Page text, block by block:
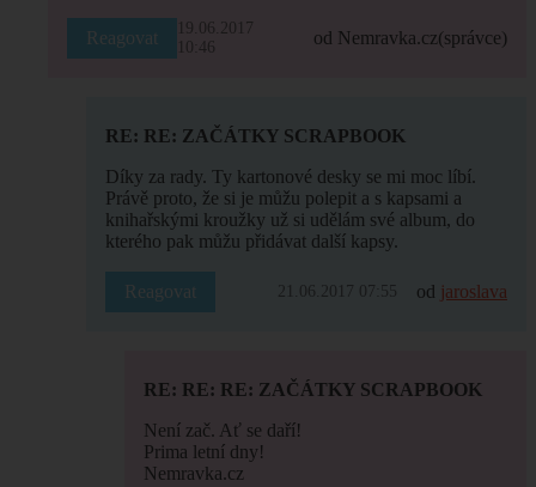
Reagovat
19.06.2017
10:46
od Nemravka.cz(správce)
RE: RE: ZAČÁTKY SCRAPBOOK
Díky za rady. Ty kartonové desky se mi moc líbí.
Právě proto, že si je můžu polepit a s kapsami a
knihařskými kroužky už si udělám své album, do
kterého pak můžu přidávat další kapsy.
Reagovat 21.06.2017 07:55 od jaroslava
RE: RE: RE: ZAČÁTKY SCRAPBOOK
Není zač. Ať se daří!
Prima letní dny!
Nemravka.cz